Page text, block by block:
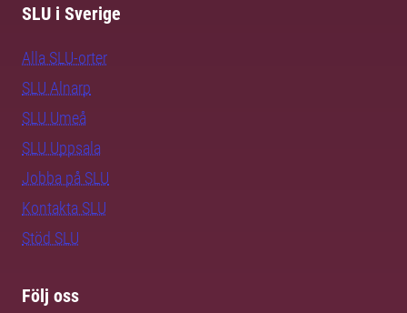
SLU i Sverige
Alla SLU-orter
SLU Alnarp
SLU Umeå
SLU Uppsala
Jobba på SLU
Kontakta SLU
Stöd SLU
Följ oss